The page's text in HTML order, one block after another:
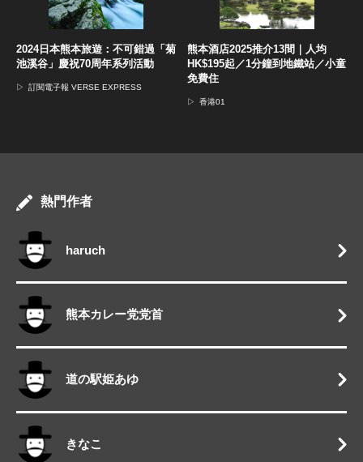
2024日本熊本旅遊：不可錯過「菊
池溪谷」慶祝70周年系列活動
▷ 訂閱電子報 VERSE EXPRESS
熊本酒店2025推介13間｜人均
HK$195起／1分鐘到地鐵站／小童
免費住
▷ 香港01
熱門作者
haruch
熊本カレー党党首
道の駅姫あゆ
きなこ